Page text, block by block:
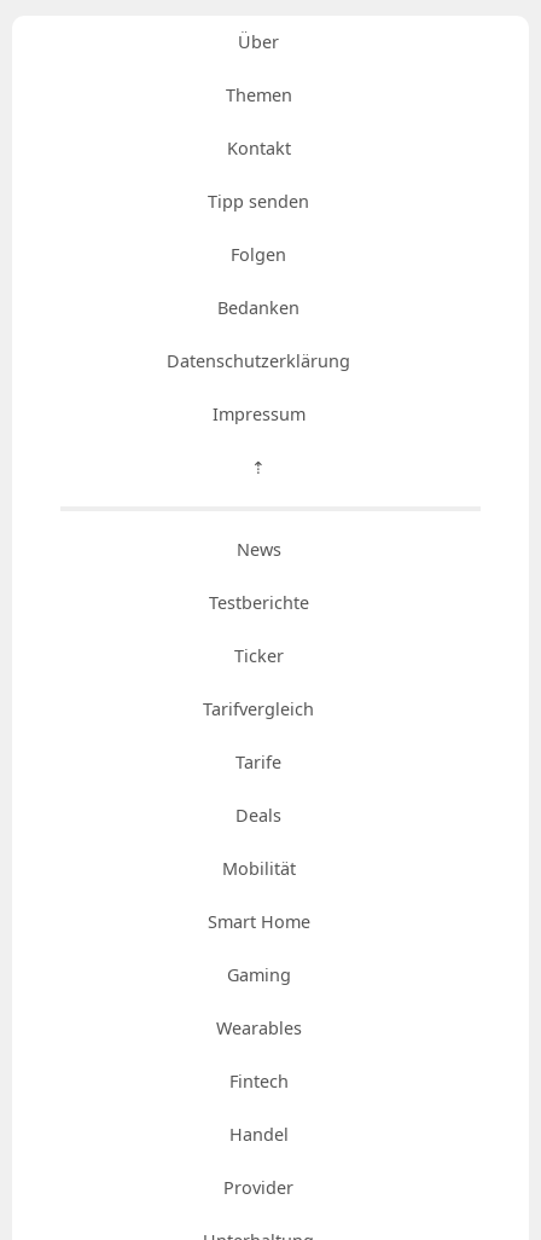
Über
Themen
Kontakt
Tipp senden
Folgen
Bedanken
Datenschutzerklärung
Impressum
⇡
News
Testberichte
Ticker
Tarifvergleich
Tarife
Deals
Mobilität
Smart Home
Gaming
Wearables
Fintech
Handel
Provider